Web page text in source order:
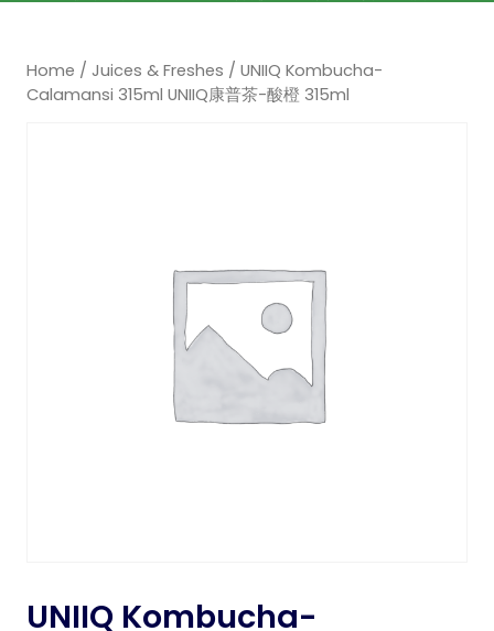
Home / Juices & Freshes / UNIIQ Kombucha-
Calamansi 315ml UNIIQ康普茶-酸橙 315ml
UNIIQ Kombucha-